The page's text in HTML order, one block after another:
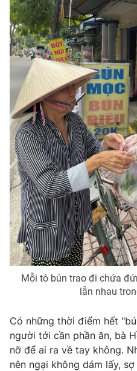
Mỗi tô bún trao đi chứa
lẫn nhau
Có những thời điểm hết
người tới cần phần ăn, bà
nỡ để ai ra về tay không.
nên ngại không dám lấy,